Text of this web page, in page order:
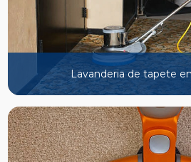
Lavanderia de tapete